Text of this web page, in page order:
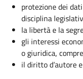
protezione dei
disciplina
la libertà e la
gli interessi
o giuridica,
il diritto d’autore